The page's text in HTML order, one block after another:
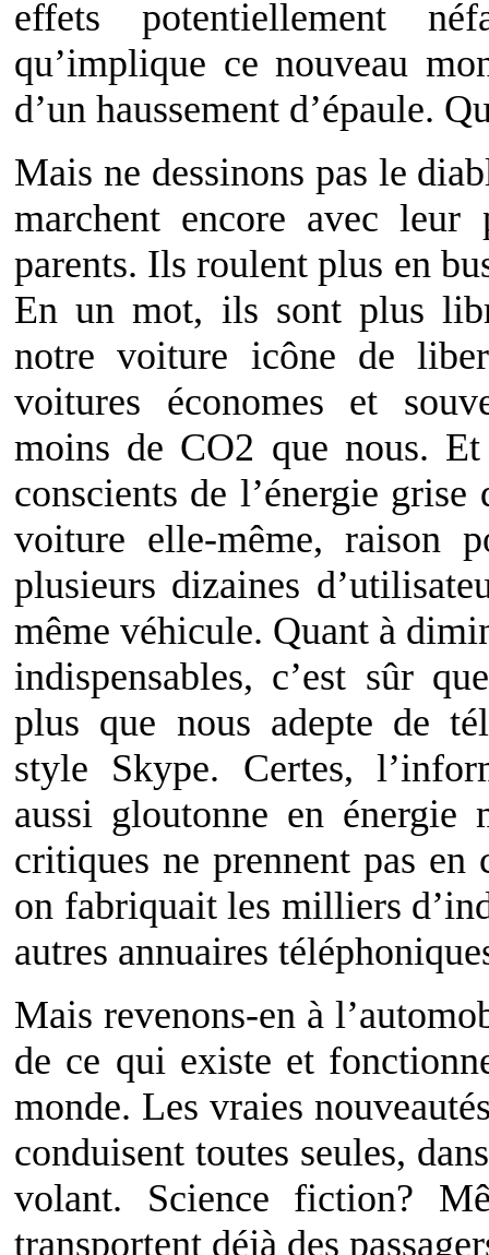
effets potentiellement
qu’implique ce nouveau
d’un haussement d’épaule.
Mais ne dessinons pas le
marchent encore avec leur
parents. Ils roulent plus en
En un mot, ils sont plus
notre voiture icône de
voitures économes et
moins de CO2 que nous.
conscients de l’énergie
voiture elle-même, raison
plusieurs dizaines
même véhicule. Quant à
indispensables, c’est sûr
plus que nous adepte de
style Skype. Certes,
aussi gloutonne en
critiques ne prennent pas en
on fabriquait les milliers
autres annuaires
Mais revenons-en à
de ce qui existe et
monde. Les vraies
conduisent toutes seules,
volant. Science fiction?
transportent déjà des